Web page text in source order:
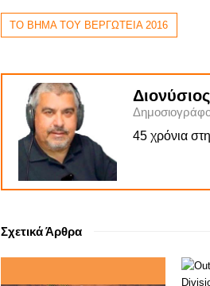
ΤΟ ΒΗΜΑ ΤΟΥ ΒΕΡΓΩΤΕΙΑ 2016
45 χρόνια
Σχετικά Άρθρα